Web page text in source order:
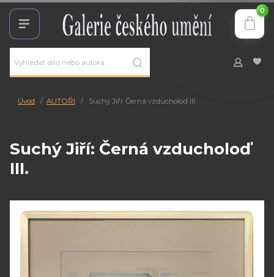
0
Úvod AUTOŘI Suchý Jiří: Černá vzducholoď III.
Suchý Jiří: Černá vzducholoď
III.